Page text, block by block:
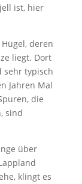
ist, hier
deren
liegt. Dort
sehr typisch
Jahren Mal
die
sind
über
klingt es